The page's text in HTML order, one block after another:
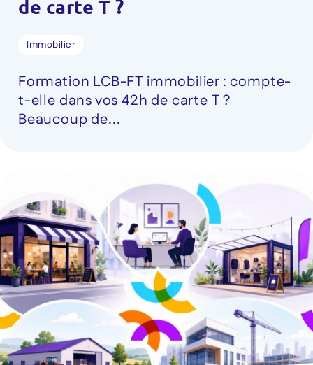
de carte T ?
Immobilier
Formation LCB-FT immobilier : compte-
t-elle dans vos 42h de carte T ?
Beaucoup de...